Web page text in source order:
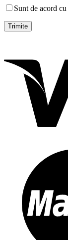
Sunt de acord cu